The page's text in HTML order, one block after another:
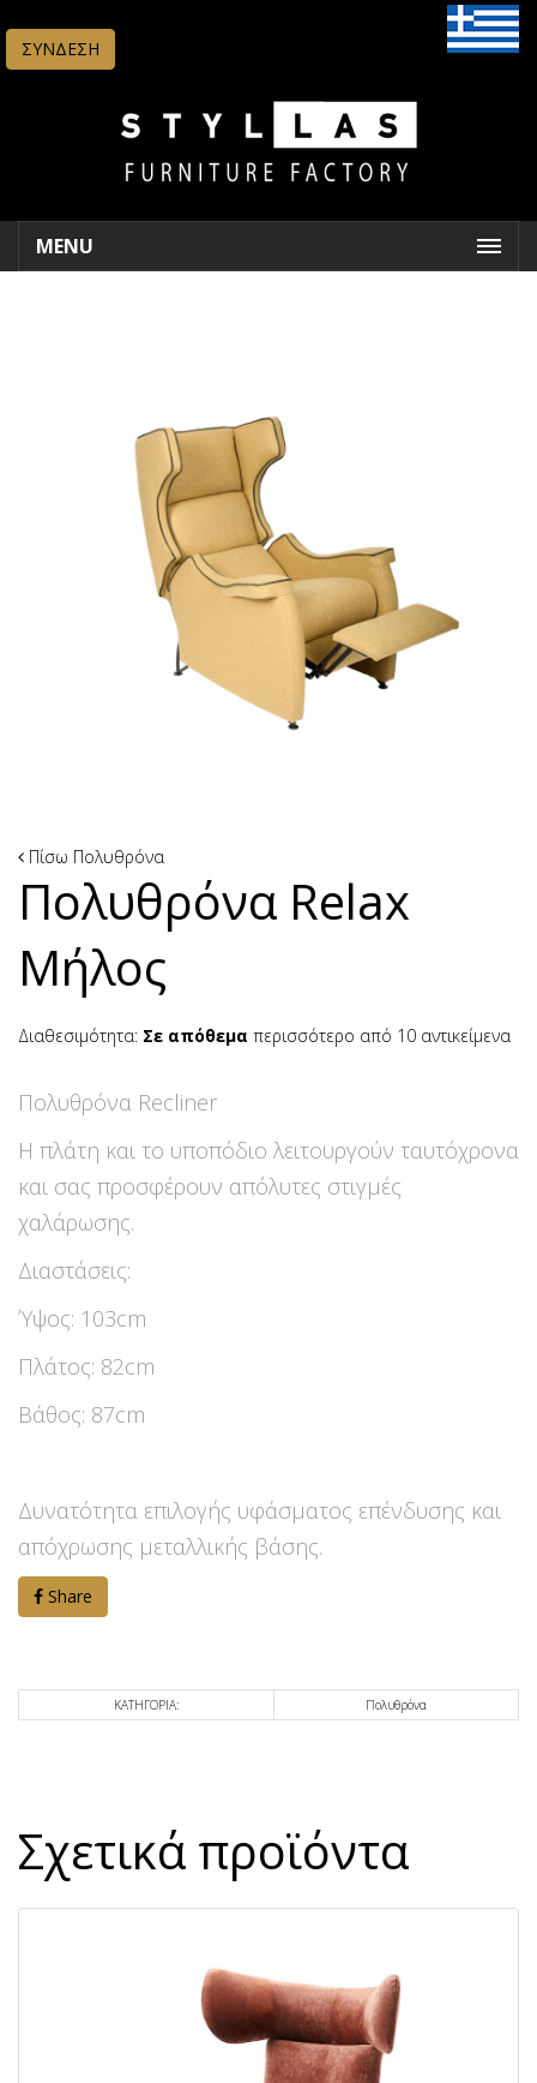
ΣΥΝΔΕΣΗ
MENU
Πίσω Πολυθρόνα
Πολυθρόνα Relax
Μήλος
Διαθεσιμότητα: Σε απόθεμα περισσότερο από 10 αντικείμενα
Πολυθρόνα Recliner
Η πλάτη και το υποπόδιο λειτουργούν ταυτόχρονα
και σας προσφέρουν απόλυτες στιγμές
χαλάρωσης.
Διαστάσεις:
Ύψος: 103cm
Πλάτος: 82cm
Βάθος: 87cm
Δυνατότητα επιλογής υφάσματος επένδυσης και
απόχρωσης μεταλλικής βάσης.
Share
ΚΑΤΗΓΟΡΙΑ: Πολυθρόνα
Σχετικά προϊόντα